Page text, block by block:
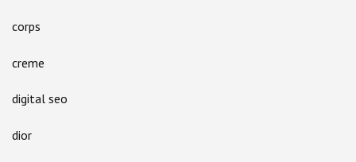
corps
creme
digital seo
dior